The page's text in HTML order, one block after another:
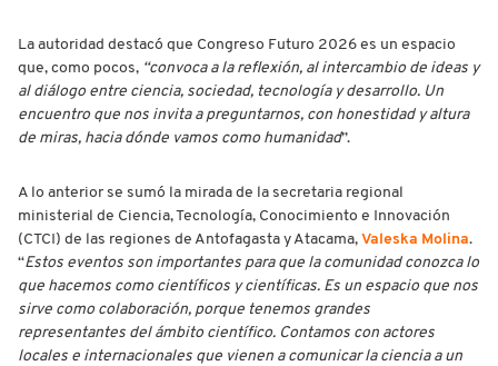
La autoridad destacó que Congreso Futuro 2026 es un espacio
que, como pocos, “convoca a la reflexión, al intercambio de ideas y
al diálogo entre ciencia, sociedad, tecnología y desarrollo. Un
encuentro que nos invita a preguntarnos, con honestidad y altura
de miras, hacia dónde vamos como humanidad”.
A lo anterior se sumó la mirada de la secretaria regional
ministerial de Ciencia, Tecnología, Conocimiento e Innovación
(CTCI) de las regiones de Antofagasta y Atacama, Valeska Molina.
“Estos eventos son importantes para que la comunidad conozca lo
que hacemos como científicos y científicas. Es un espacio que nos
sirve como colaboración, porque tenemos grandes
representantes del ámbito científico. Contamos con actores
locales e internacionales que vienen a comunicar la ciencia a un